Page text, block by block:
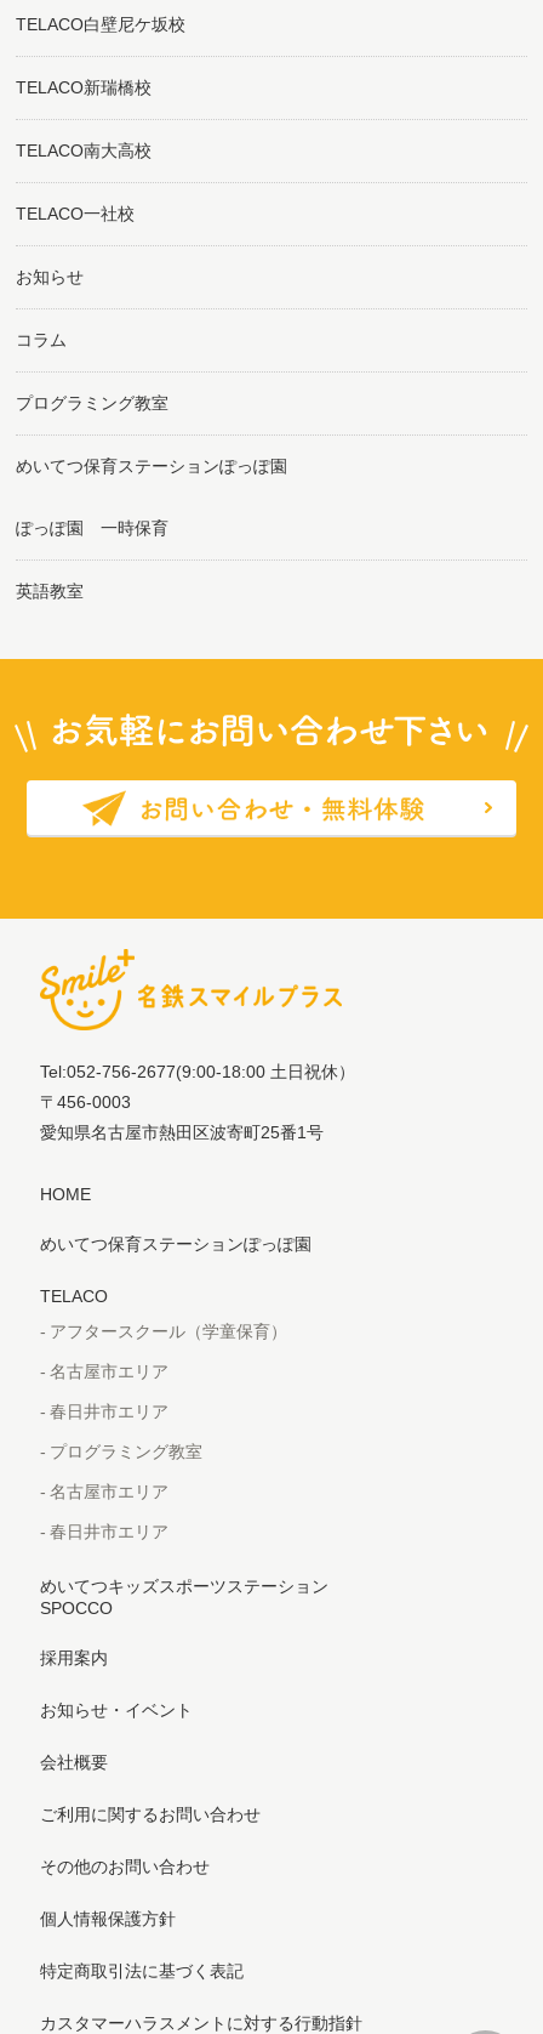
TELACO白壁尼ケ坂校
TELACO新瑞橋校
TELACO南大高校
TELACO一社校
お知らせ
コラム
プログラミング教室
めいてつ保育ステーションぽっぽ園
ぽっぽ園 一時保育
英語教室
Tel:052-756-2677(9:00-18:00 土日祝休）
〒456-0003
愛知県名古屋市熱田区波寄町25番1号
HOME
めいてつ保育ステーションぽっぽ園
TELACO
アフタースクール（学童保育）
名古屋市エリア
春日井市エリア
プログラミング教室
名古屋市エリア
春日井市エリア
めいてつキッズスポーツステーション
SPOCCO
採用案内
お知らせ・イベント
会社概要
ご利用に関するお問い合わせ
その他のお問い合わせ
個人情報保護方針
特定商取引法に基づく表記
カスタマーハラスメントに対する行動指針